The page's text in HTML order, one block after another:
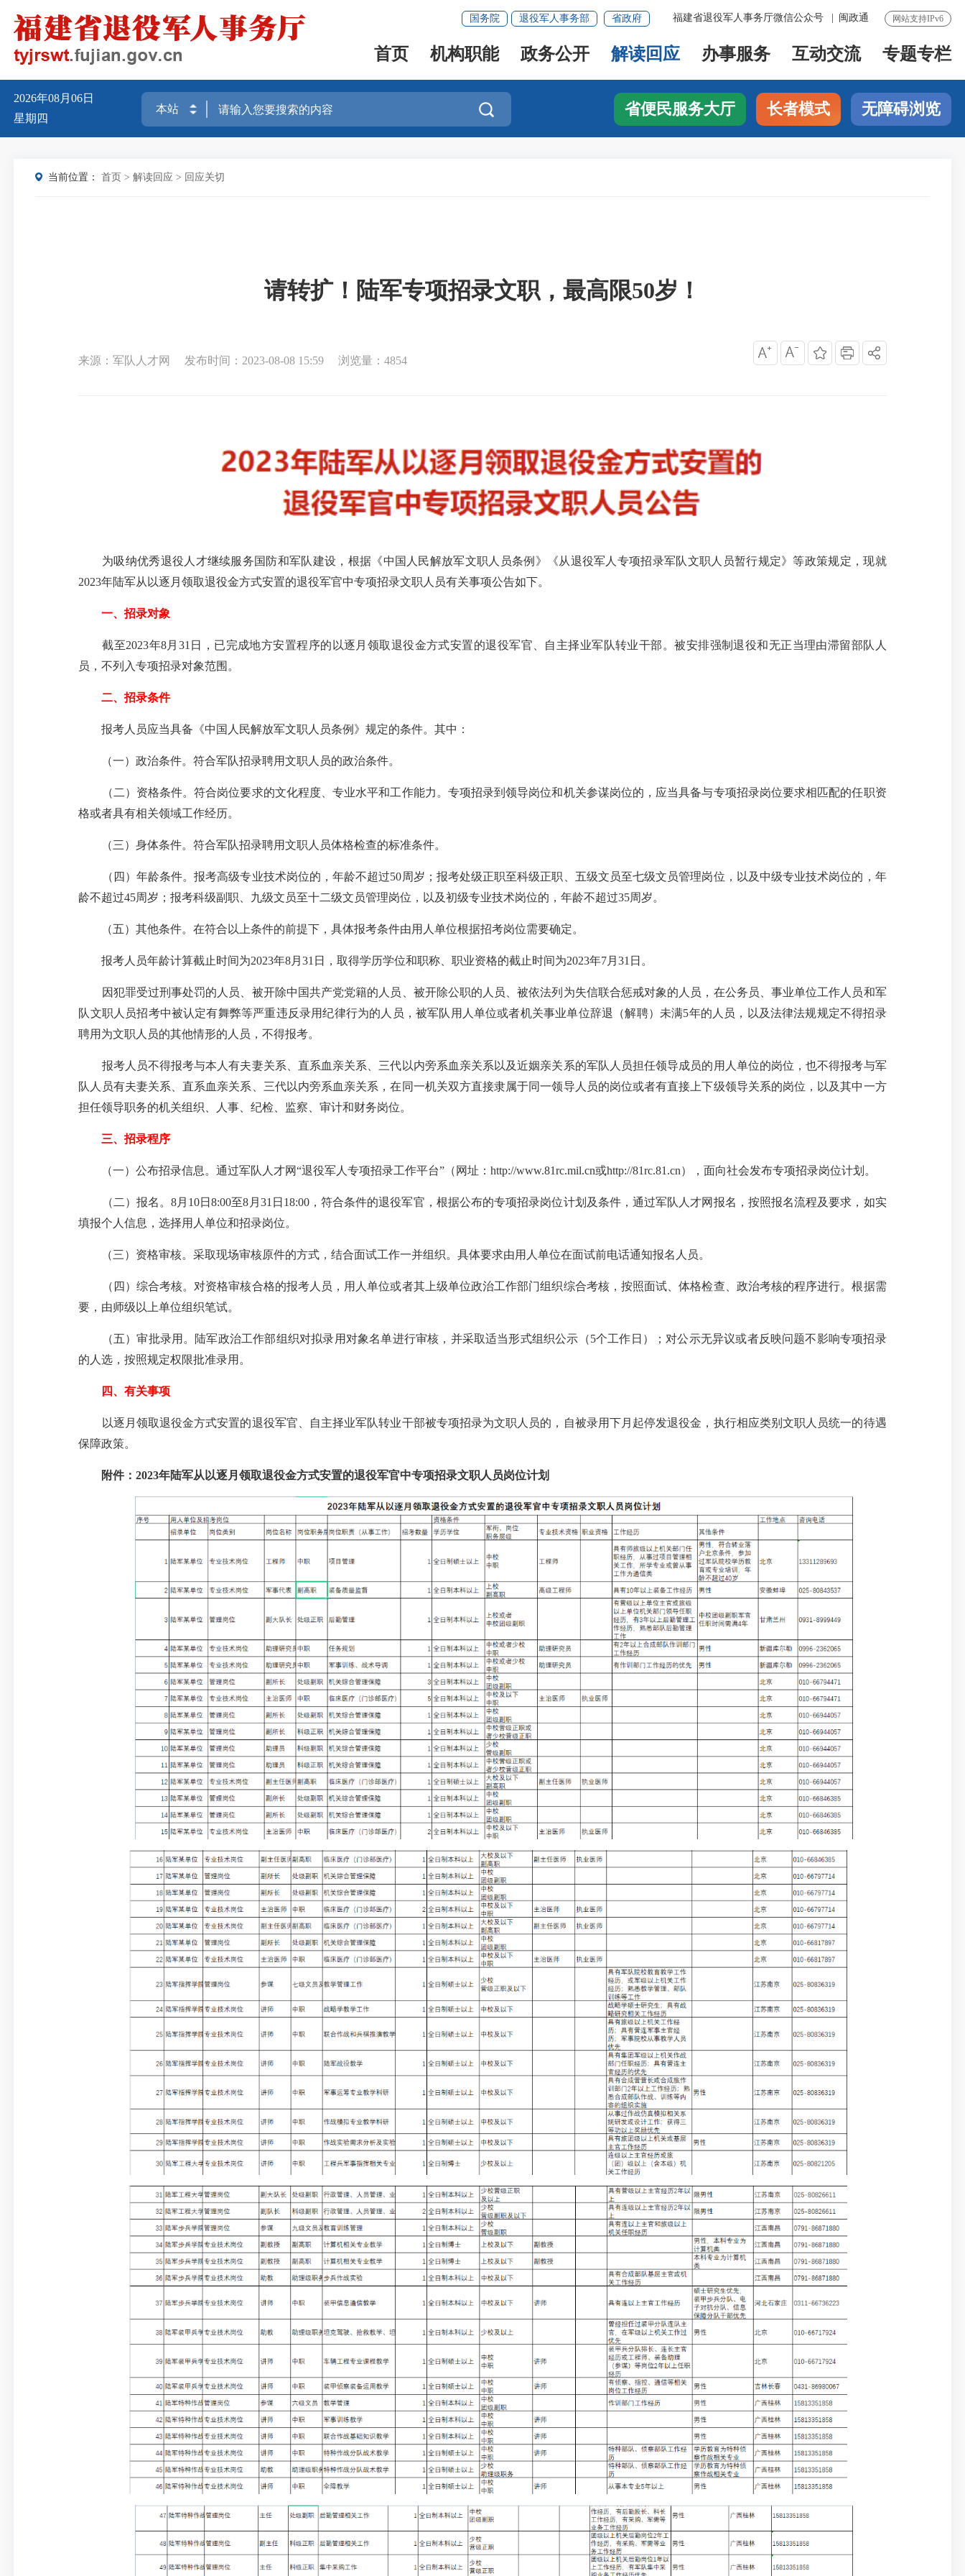
网站支持IPv6
福建省退役军人事务厅微信公众号 闽政通
国务院 退役军人事务部 省政府
首页 机构职能 政务公开 解读回应 办事服务 互动交流 专题专栏
2026年08月06日
星期四
 省便民服务大厅 长者模式 无障碍浏览
当前位置： 首页 >解读回应 > 回应关切
请转扩！陆军专项招录文职，最高限50岁！
来源：军队人才网 发布时间：2023-08-08 15:59 浏览量：4854
为吸纳优秀退役人才继续服务国防和军队建设，根据《中国人民解放军文职人员条例》《从退役军人专项招录军队文职人员暂行规定》等政策规定，现就
2023年陆军从以逐月领取退役金方式安置的退役军官中专项招录文职人员有关事项公告如下。
一、招录对象
截至2023年8月31日，已完成地方安置程序的以逐月领取退役金方式安置的退役军官、自主择业军队转业干部。被安排强制退役和无正当理由滞留部队人
员，不列入专项招录对象范围。
二、招录条件
报考人员应当具备《中国人民解放军文职人员条例》规定的条件。其中：
（一）政治条件。符合军队招录聘用文职人员的政治条件。
（二）资格条件。符合岗位要求的文化程度、专业水平和工作能力。专项招录到领导岗位和机关参谋岗位的，应当具备与专项招录岗位要求相匹配的任职资
格或者具有相关领域工作经历。
（三）身体条件。符合军队招录聘用文职人员体格检查的标准条件。
（四）年龄条件。报考高级专业技术岗位的，年龄不超过50周岁；报考处级正职至科级正职、五级文员至七级文员管理岗位，以及中级专业技术岗位的，年
龄不超过45周岁；报考科级副职、九级文员至十二级文员管理岗位，以及初级专业技术岗位的，年龄不超过35周岁。
（五）其他条件。在符合以上条件的前提下，具体报考条件由用人单位根据招考岗位需要确定。
报考人员年龄计算截止时间为2023年8月31日，取得学历学位和职称、职业资格的截止时间为2023年7月31日。
因犯罪受过刑事处罚的人员、被开除中国共产党党籍的人员、被开除公职的人员、被依法列为失信联合惩戒对象的人员，在公务员、事业单位工作人员和军
队文职人员招考中被认定有舞弊等严重违反录用纪律行为的人员，被军队用人单位或者机关事业单位辞退（解聘）未满5年的人员，以及法律法规规定不得招录
聘用为文职人员的其他情形的人员，不得报考。
报考人员不得报考与本人有夫妻关系、直系血亲关系、三代以内旁系血亲关系以及近姻亲关系的军队人员担任领导成员的用人单位的岗位，也不得报考与军
队人员有夫妻关系、直系血亲关系、三代以内旁系血亲关系，在同一机关双方直接隶属于同一领导人员的岗位或者有直接上下级领导关系的岗位，以及其中一方
担任领导职务的机关组织、人事、纪检、监察、审计和财务岗位。
三、招录程序
（一）公布招录信息。通过军队人才网“退役军人专项招录工作平台”（网址：http://www.81rc.mil.cn或http://81rc.81.cn），面向社会发布专项招录岗位计划。
（二）报名。8月10日8:00至8月31日18:00，符合条件的退役军官，根据公布的专项招录岗位计划及条件，通过军队人才网报名，按照报名流程及要求，如实
填报个人信息，选择用人单位和招录岗位。
（三）资格审核。采取现场审核原件的方式，结合面试工作一并组织。具体要求由用人单位在面试前电话通知报名人员。
（四）综合考核。对资格审核合格的报考人员，用人单位或者其上级单位政治工作部门组织综合考核，按照面试、体格检查、政治考核的程序进行。根据需
要，由师级以上单位组织笔试。
（五）审批录用。陆军政治工作部组织对拟录用对象名单进行审核，并采取适当形式组织公示（5个工作日）；对公示无异议或者反映问题不影响专项招录
的人选，按照规定权限批准录用。
四、有关事项
以逐月领取退役金方式安置的退役军官、自主择业军队转业干部被专项招录为文职人员的，自被录用下月起停发退役金，执行相应类别文职人员统一的待遇
保障政策。
附件：2023年陆军从以逐月领取退役金方式安置的退役军官中专项招录文职人员岗位计划